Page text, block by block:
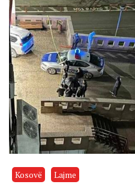
Kosovë Lajme